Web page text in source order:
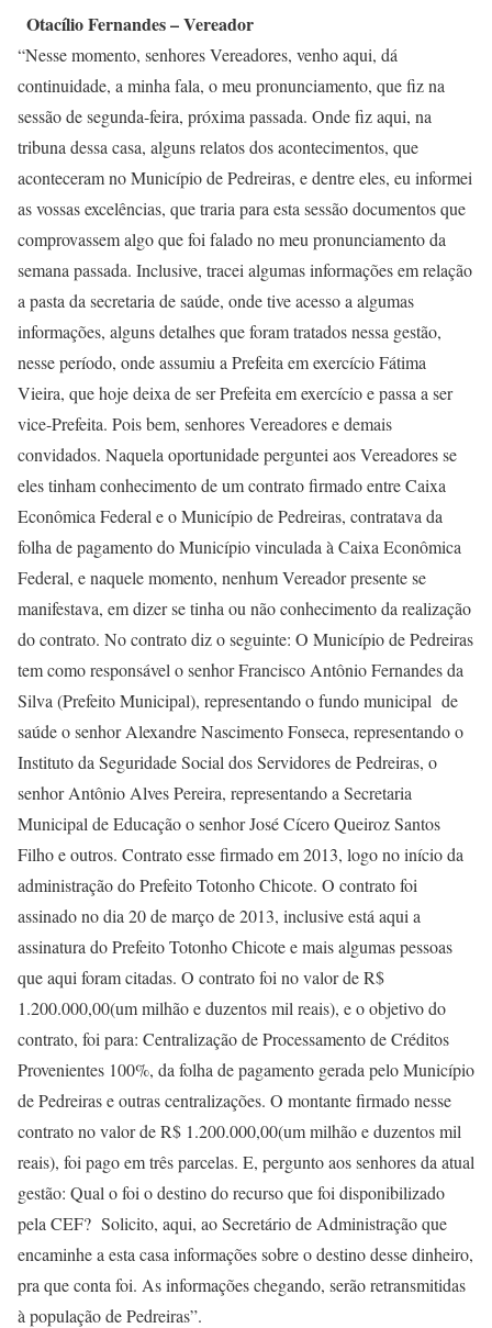
Otacílio Fernandes – Vereador
“Nesse momento, senhores Vereadores, venho aqui, dá
continuidade, a minha fala, o meu pronunciamento, que fiz na
sessão de segunda-feira, próxima passada. Onde fiz aqui, na
tribuna dessa casa, alguns relatos dos acontecimentos, que
aconteceram no Município de Pedreiras, e dentre eles, eu informei
as vossas excelências, que traria para esta sessão documentos que
comprovassem algo que foi falado no meu pronunciamento da
semana passada. Inclusive, tracei algumas informações em relação
a pasta da secretaria de saúde, onde tive acesso a algumas
informações, alguns detalhes que foram tratados nessa gestão,
nesse período, onde assumiu a Prefeita em exercício Fátima
Vieira, que hoje deixa de ser Prefeita em exercício e passa a ser
vice-Prefeita. Pois bem, senhores Vereadores e demais
convidados. Naquela oportunidade perguntei aos Vereadores se
eles tinham conhecimento de um contrato firmado entre Caixa
Econômica Federal e o Município de Pedreiras, contratava da
folha de pagamento do Município vinculada à Caixa Econômica
Federal, e naquele momento, nenhum Vereador presente se
manifestava, em dizer se tinha ou não conhecimento da realização
do contrato. No contrato diz o seguinte: O Município de Pedreiras
tem como responsável o senhor Francisco Antônio Fernandes da
Silva (Prefeito Municipal), representando o fundo municipal de
saúde o senhor Alexandre Nascimento Fonseca, representando o
Instituto da Seguridade Social dos Servidores de Pedreiras, o
senhor Antônio Alves Pereira, representando a Secretaria
Municipal de Educação o senhor José Cícero Queiroz Santos
Filho e outros. Contrato esse firmado em 2013, logo no início da
administração do Prefeito Totonho Chicote. O contrato foi
assinado no dia 20 de março de 2013, inclusive está aqui a
assinatura do Prefeito Totonho Chicote e mais algumas pessoas
que aqui foram citadas. O contrato foi no valor de R$
1.200.000,00(um milhão e duzentos mil reais), e o objetivo do
contrato, foi para: Centralização de Processamento de Créditos
Provenientes 100%, da folha de pagamento gerada pelo Município
de Pedreiras e outras centralizações. O montante firmado nesse
contrato no valor de R$ 1.200.000,00(um milhão e duzentos mil
reais), foi pago em três parcelas. E, pergunto aos senhores da atual
gestão: Qual o foi o destino do recurso que foi disponibilizado
pela CEF? Solicito, aqui, ao Secretário de Administração que
encaminhe a esta casa informações sobre o destino desse dinheiro,
pra que conta foi. As informações chegando, serão retransmitidas
à população de Pedreiras”.